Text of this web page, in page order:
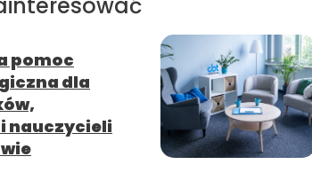
pomoc
dla
nauczycieli